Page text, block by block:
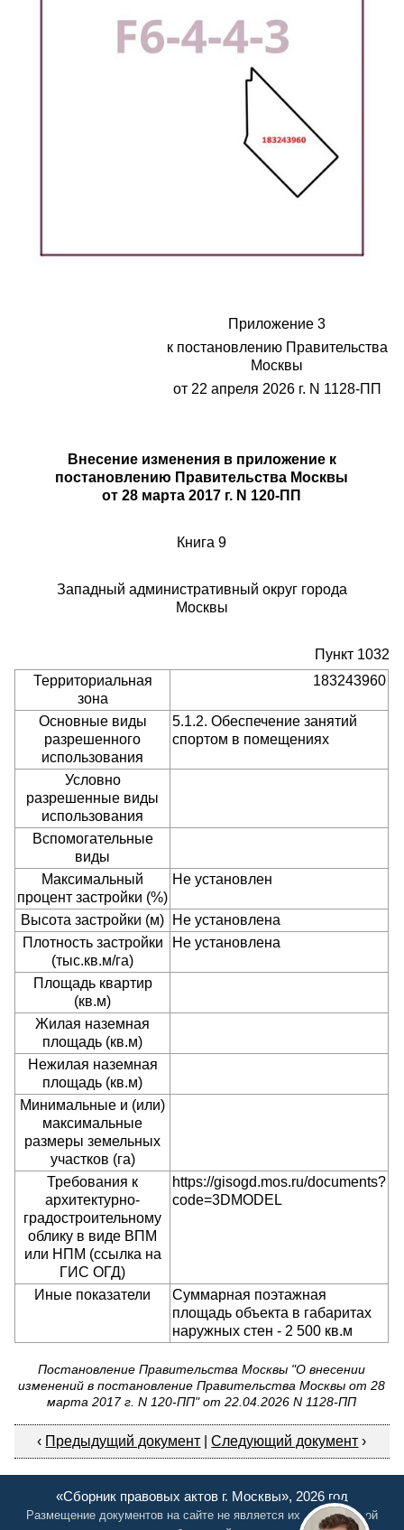
Приложение 3
к постановлению Правительства
Москвы
от 22 апреля 2026 г. N 1128-ПП
Внесение изменения в приложение к
постановлению Правительства Москвы
от 28 марта 2017 г. N 120-ПП
Книга 9
Западный административный округ города
Москвы
Пункт 1032
Территориальная
зона
183243960
Основные виды
разрешенного
использования
5.1.2. Обеспечение занятий
спортом в помещениях
Условно
разрешенные виды
использования
Вспомогательные
виды
Максимальный
процент застройки (%)
Не установлен
Высота застройки (м)
Не установлена
Плотность застройки
(тыс.кв.м/га)
Не установлена
Площадь квартир
(кв.м)
Жилая наземная
площадь (кв.м)
Нежилая наземная
площадь (кв.м)
Минимальные и (или)
максимальные
размеры земельных
участков (га)
Требования к
архитектурно-
градостроительному
облику в виде ВПМ
или НПМ (ссылка на
ГИС ОГД)
https://gisogd.mos.ru/documents?
code=3DMODEL
Иные показатели
Суммарная поэтажная
площадь объекта в габаритах
наружных стен - 2 500 кв.м
Постановление Правительства Москвы "О внесении
изменений в постановление Правительства Москвы от 28
марта 2017 г. N 120-ПП" от 22.04.2026 N 1128-ПП
‹ Предыдущий документ |Следующий документ ›
«Сборник правовых актов г. Москвы», 2026 год
Размещение документов на сайте не является их официальной